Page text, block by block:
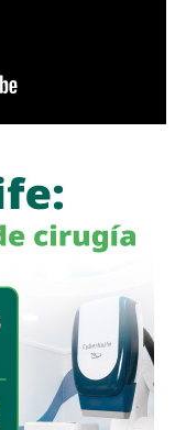
Koplowitz,FCC se